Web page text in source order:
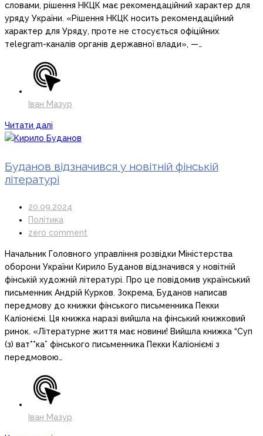
словами, рішення НКЦК має рекомендаційний характер для
уряду України. «Рішення НКЦК носить рекомендаційний
характер для Уряду, проте не стосується офіційних
тelegram-каналів органів державної влади», —…
Іван Мазур
Читати далі
Буданов відзначився у новітній фінській
літературі
20.09.2024
Політика
zero comment
Начальник Головного управління розвідки Міністерства
оборони України Кирило Буданов відзначився у новітній
фінській художній літературі. Про це повідомив український
письменник Андрій Курков. Зокрема, Буданов написав
передмову до книжки фінського письменника Пекки
Калiоніємі. Ця книжка наразі вийшла на фінський книжковий
ринок. «Літературне життя має новини! Вийшла книжка “Суп
(з) ват**ка” фінського письменника Пекки Калiоніємі з
передмовою…
Іван Мазур